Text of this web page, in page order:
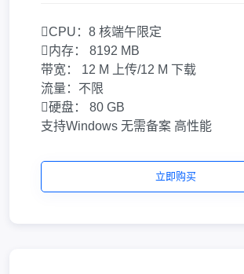
CPU： 8 核端午限定
内存：
8192 MB
带宽：
12 M 上传/12 M 下载
流量： 不限
硬盘：
80 GB
支持Windows 无需备案 高性能
立即购买